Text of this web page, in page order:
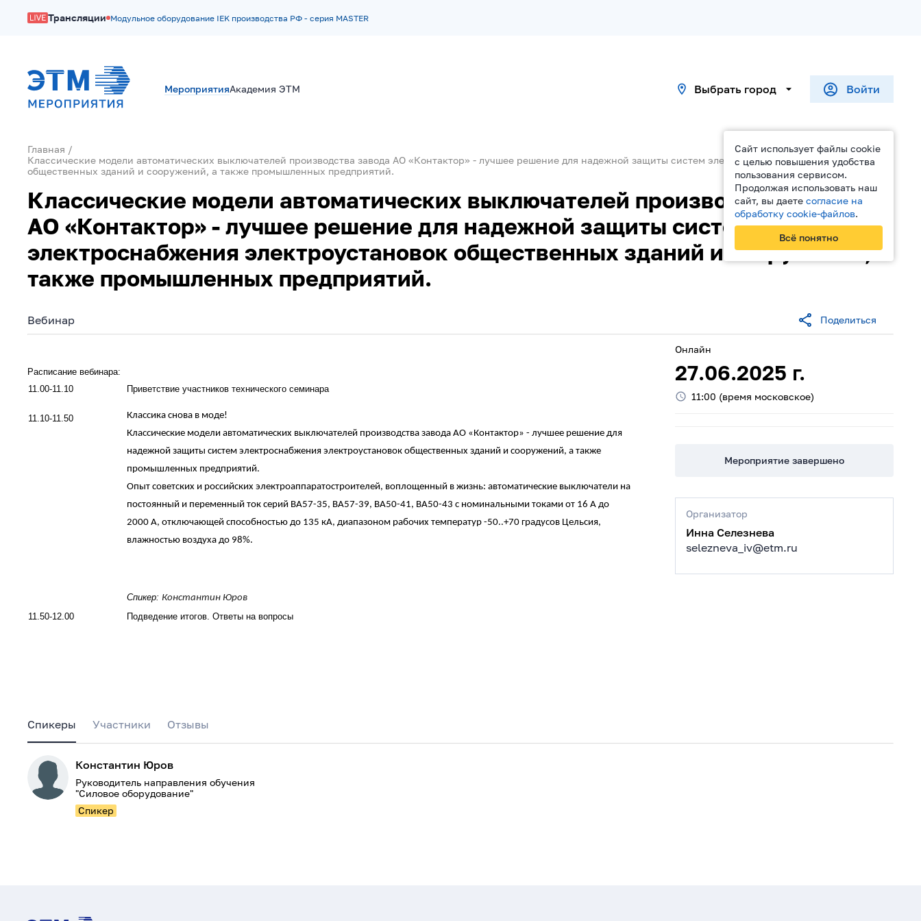
Трансляции Модульное оборудование IEK производства РФ - серия MASTER
МероприятияАкадемия ЭТМ Выбрать город Войти
Сайт использует файлы cookie
с целью повышения удобства
пользования сервисом.
Продолжая использовать наш
сайт, вы даете согласие на
обработку cookie-файлов.
Всё понятно
Главная
Классические модели автоматических выключателей производства завода АО «Контактор» - лучшее решение для надежной защиты систем электроснабжения электроустановок
общественных зданий и сооружений, а также промышленных предприятий.
Классические модели автоматических выключателей производства завода
АО «Контактор» - лучшее решение для надежной защиты систем
электроснабжения электроустановок общественных зданий и сооружений, а
также промышленных предприятий.
Вебинар Поделиться
Расписание вебинара:
11.00-11.10
Приветствие участников технического семинара
11.10-11.50
Классика снова в моде!
Классические модели автоматических выключателей производства завода АО «Контактор» - лучшее решение для
надежной защиты систем электроснабжения электроустановок общественных зданий и сооружений, а также
промышленных предприятий.
Опыт советских и российских электроаппаратостроителей, воплощенный в жизнь: автоматические выключатели на
постоянный и переменный ток серий ВА57-35, ВА57-39, ВА50-41, ВА50-43 с номинальными токами от 16 А до
2000 А, отключающей способностью до 135 кА, диапазоном рабочих температур -50..+70 градусов Цельсия,
влажностью воздуха до 98%.
Спикер: Константин Юров
11.50-12.00
Подведение итогов. Ответы на вопросы
Онлайн
27.06.2025 г.
11:00 (время московское)
Мероприятие завершено
Организатор
Инна Селезнева
selezneva_iv@etm.ru
Спикеры Участники Отзывы
Константин Юров
Руководитель направления обучения
"Силовое оборудование"
Спикер